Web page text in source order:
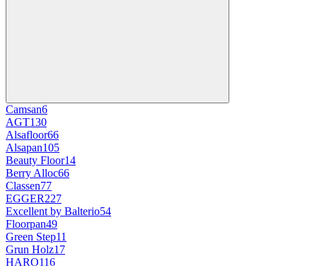
Сamsan6
AGT130
Alsafloor66
Alsapan105
Beauty Floor14
Berry Alloc66
Classen77
EGGER227
Excellent by Balterio54
Floorpan49
Green Step11
Grun Holz17
HARO116